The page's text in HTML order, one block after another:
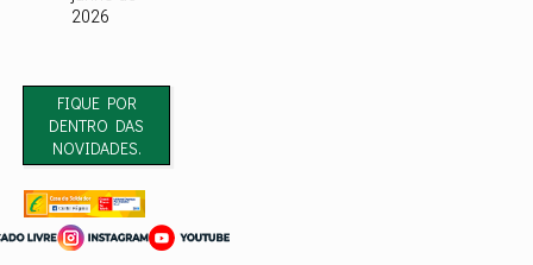
2026
FIQUE POR
DENTRO DAS
NOVIDADES.